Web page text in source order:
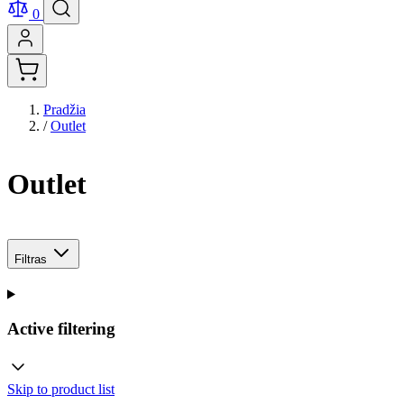
0
Pradžia
/ Outlet
Outlet
Filtras
Active filtering
Skip to product list